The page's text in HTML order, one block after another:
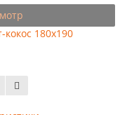
180x190